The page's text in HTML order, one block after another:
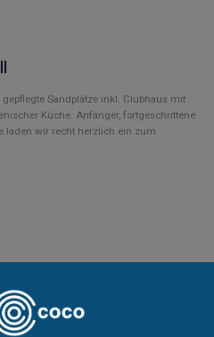
Sandplätze inkl. Clubhaus mit
Küche. Anfänger, fortgeschrittene
laden wir recht herzlich ein zum